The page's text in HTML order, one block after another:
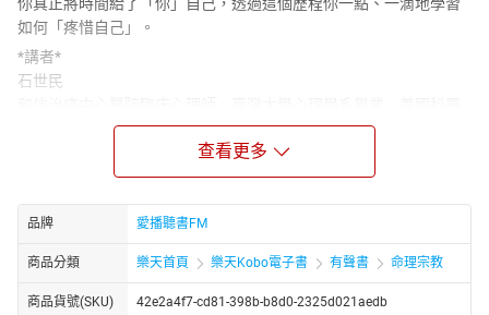
如何「疼惜自己」。
*講者*
石世民
拉多大學丹佛校區臨床心理學碩士，臺灣正念發展協會理事，目前
於和信治癌中心醫院擔任臨床心理師。曾參與卡巴金帶領之正念減
壓心身醫學專業訓練（2013），馬克．威廉斯帶領之正念認知治療
專業訓練（2012）。致力將正念融入癌症心理照顧，發展癌症治療
後病人克服擔憂復發之正念團體。
*章節*
01第1章 我為何來到這裡
查看更多
品牌 愛播聽書FM
商品分類 樂天首頁 樂天Kobo電子書 有聲書 命理宗教
商品貨號(SKU) 42e2a4f7-cd81-398b-b8d0-2325d021aedb